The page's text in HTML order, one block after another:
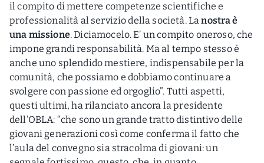
il compito di mettere competenze scientifiche e
professionalità al servizio della società. Lanostra è
una missione. Diciamocelo. E’ un compito oneroso, che
impone grandi responsabilità. Ma al tempo stesso è
anche uno splendido mestiere, indispensabile per la
comunità, che possiamo e dobbiamo continuare a
svolgere con passione ed orgoglio”. Tutti aspetti,
questi ultimi, ha rilanciato ancora la presidente
dell’OBLA: “che sono un grande tratto distintivo delle
giovani generazioni così come conferma il fatto che
l’aula del convegno sia stracolma di giovani: un